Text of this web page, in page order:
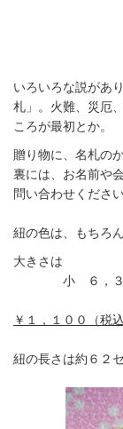
いろいろな説があ
札」。火難、災厄
ころが最初とか。
贈り物に、名札の
裏には、お名前や
問い合わせください
紐の色は、もちろ
大きさは
小 ６，３セ
￥１，１００（税込
紐の長さは約６２